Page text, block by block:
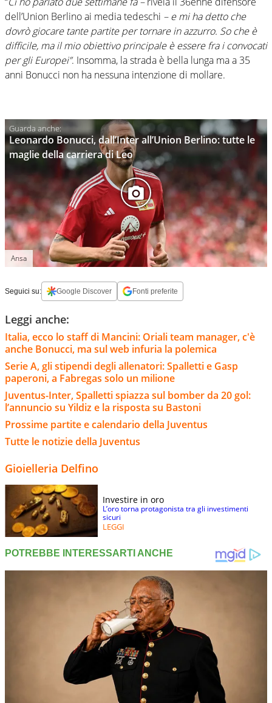
dell’Union Berlino ai media tedeschi – e mi ha detto che
dovrò giocare tante partite per tornare in azzurro. So che è
difficile, ma il mio obiettivo principale è essere fra i convocati
per gli Europei”. Insomma, la strada è bella lunga ma a 35
anni Bonucci non ha nessuna intenzione di mollare.
Leonardo Bonucci, dall’Inter all’Union Berlino: tutte le
maglie della carriera di Leo
Ansa
Seguici su: Google Discover Fonti preferite
Leggi anche:
Italia, ecco lo staff di Mancini: Oriali team manager, c'è
anche Bonucci, ma sul web infuria la polemica
Serie A, gli stipendi degli allenatori: Spalletti e Gasp
paperoni, a Fabregas solo un milione
Juventus-Inter, Spalletti spiazza sul bomber da 20 gol:
l’annuncio su Yildiz e la risposta su Bastoni
Prossime partite e calendario della Juventus
Tutte le notizie della Juventus
Gioielleria Delfino
Investire in oro
L’oro torna protagonista tra gli investimenti
sicuri
LEGGI